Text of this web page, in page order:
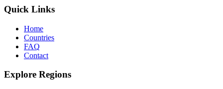
Quick Links
Home
Countries
FAQ
Contact
Explore Regions